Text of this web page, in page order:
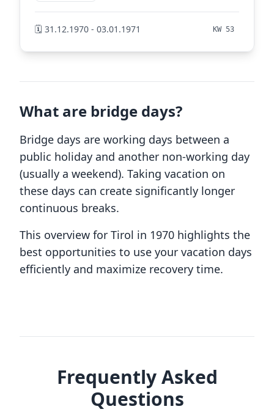
🗓️ 31.12.1970 - 03.01.1971 KW 53
What are bridge days?
Bridge days are working days between a
public holiday and another non-working day
(usually a weekend). Taking vacation on
these days can create significantly longer
continuous breaks.
This overview for Tirol in 1970 highlights the
best opportunities to use your vacation days
efficiently and maximize recovery time.
Frequently Asked
Questions